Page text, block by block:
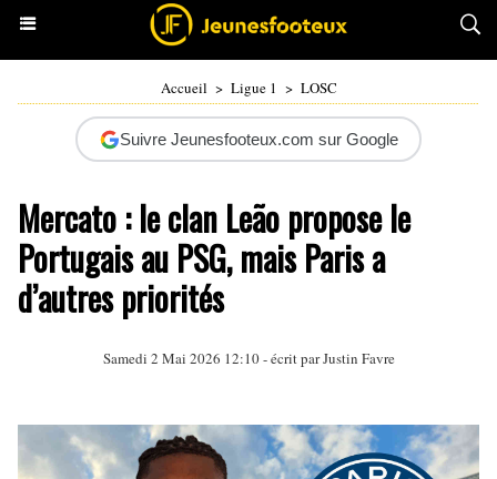
Accueil > Ligue 1 > LOSC
Suivre Jeunesfooteux.com sur Google
Mercato : le clan Leão propose le
Portugais au PSG, mais Paris a
d’autres priorités
Samedi 2 Mai 2026 12:10 - écrit parJustin Favre